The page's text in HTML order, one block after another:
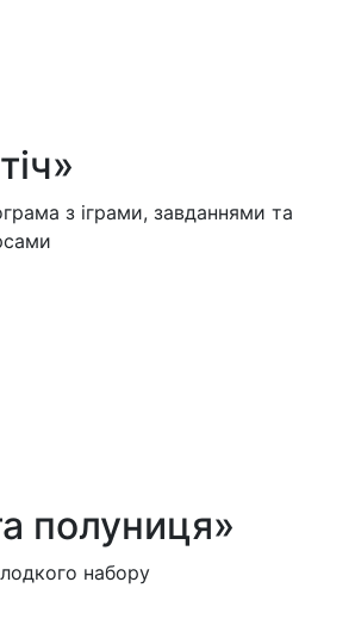
з іграми, завданнями та
полуниця»
набору